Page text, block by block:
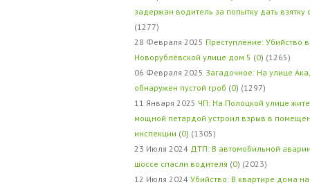
задержан водитель за попытку дать
(1277)
28 Февраля 2025 Преступление: Убийство
Новорублёвской улице дом 5 (0) (1265)
06 Февраля 2025 Загадочное: На улице
обнаружен пустой гроб (0) (1297)
11 Января 2025 ЧП: На Полоцкой улице
мощной петардой устроил взрыв в
инспекции (0) (1305)
23 Июля 2024 ДТП: В автомобильной
шоссе спасли водителя (0) (2023)
12 Июля 2024 Убийство: В квартире дома